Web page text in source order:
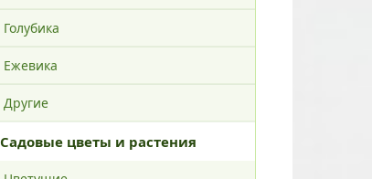
Голубика
Ежевика
Другие
Садовые цветы и растения